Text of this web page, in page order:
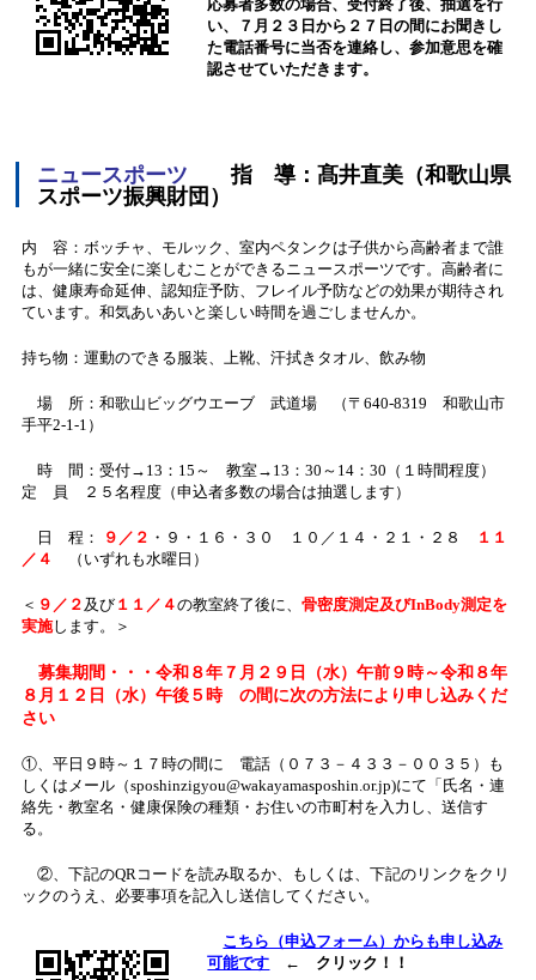
応募者多数の場合、受付終了後、抽選を行
い、７月２３日から２７日の間にお聞きし
た電話番号に当否を連絡し、参加意思を確
認させていただきます。
ニュースポーツ指 導：髙井直美（和歌山県
スポーツ振興財団）
内 容：ボッチャ、モルック、室内ペタンクは子供から高齢者まで誰
もが一緒に安全に楽しむことができるニュースポーツです。高齢者に
は、健康寿命延伸、認知症予防、フレイル予防などの効果が期待され
ています。和気あいあいと楽しい時間を過ごしませんか。
持ち物：運動のできる服装、上靴、汗拭きタオル、飲み物
場 所：和歌山ビッグウエーブ 武道場 （〒640-8319 和歌山市
手平2-1-1）
時 間：受付→13：15～ 教室→13：30～14：30（１時間程度）
定 員 ２５名程度（申込者多数の場合は抽選します）
日 程： ９／２ ・９・１６・３０ １０／１４・２１・２８
１１
／４
（いずれも水曜日）
＜ ９ ／２ 及び １１／４の教室終了後に、骨密度測定及びInBody測定を
実施します。＞
募集期間・・・令和８年７月２９日（水）午前９時～令和８年
８月１２日（水）午後５時 の間に次の方法により申し込みくだ
さい
①、平日９時～１７時の間に 電話（０７３－４３３－００３５）も
しくはメール（sposhinzigyou@wakayamasposhin.or.jp)にて「氏名・連
絡先・教室名・健康保険の種類・お住いの市町村を入力し、送信す
る。
②、下記のQRコードを読み取るか、もしくは、下記のリンクをクリ
ックのうえ、必要事項を記入し送信してください。
こちら（申込フォーム）からも申し込み
可能です ← クリック！！